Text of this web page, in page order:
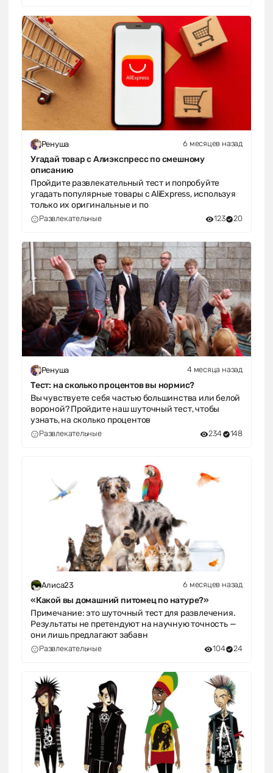
Ренуша 6 месяцев назад
Угадай товар с Алиэкспресс по смешному
описанию
Пройдите развлекательный тест и попробуйте
угадать популярные товары с AliExpress, используя
только их оригинальные и по
Развлекательные 123 20
Ренуша 4 месяца назад
Тест: на сколько процентов вы нормис?
Вы чувствуете себя частью большинства или белой
вороной? Пройдите наш шуточный тест, чтобы
узнать, на сколько процентов
Развлекательные 234 148
Алиса23 6 месяцев назад
«Какой вы домашний питомец по натуре?»
Примечание: это шуточный тест для развлечения.
Результаты не претендуют на научную точность —
они лишь предлагают забавн
Развлекательные 104 24